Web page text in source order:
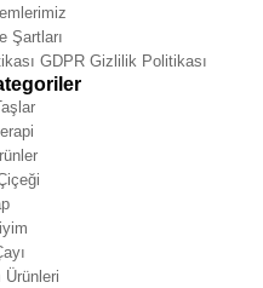
Şartları
GDPR Gizlilik Politikası
Ürünleri